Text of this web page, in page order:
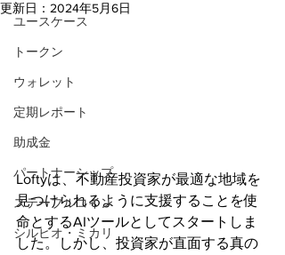
ユースケース
トークン
ウォレット
定期レポート
助成金
パートナーシップ
ステーブルコイン
シルビオ・ミカリ
更新日： 2024年5月6日
Loftyは、不動産投資家が最適な地域を
見つけられるように支援することを使
命とするAIツールとしてスタートしま
した。しかし、投資家が直面する真の